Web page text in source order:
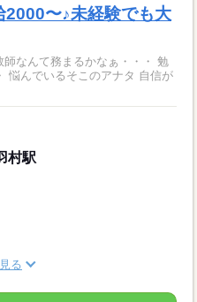
2000〜♪未経験でも大
なんて務まるかなぁ・・・ 勉
悩んでいるそこのアナタ 自信が
村駅
る